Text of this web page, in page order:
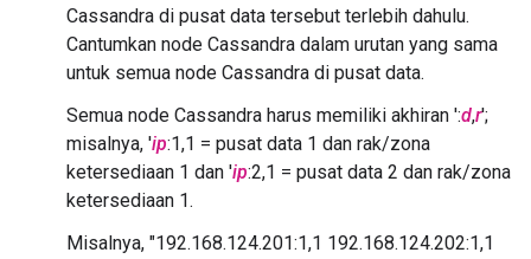
Cassandra di pusat data tersebut terlebih dahulu.
Cantumkan node Cassandra dalam urutan yang sama
untuk semua node Cassandra di pusat data.
Semua node Cassandra harus memiliki akhiran ':d,r';
misalnya, 'ip:1,1 = pusat data 1 dan rak/zona
ketersediaan 1 dan 'ip:2,1 = pusat data 2 dan rak/zona
ketersediaan 1.
Misalnya, "192.168.124.201:1,1 192.168.124.202:1,1